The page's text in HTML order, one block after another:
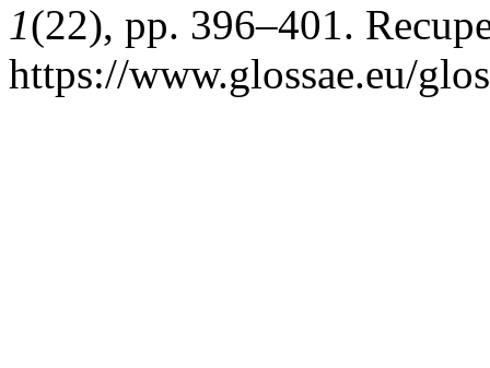
1(22), pp. 396–401.
https://www.glossae.eu/